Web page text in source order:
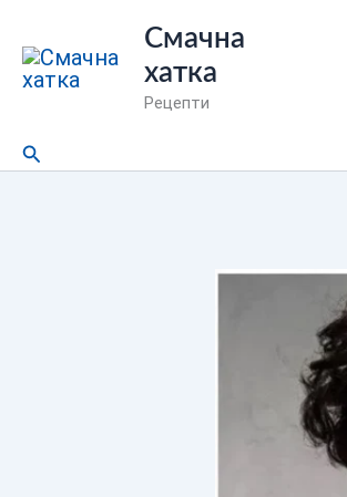
до
вмісту
Смачна
хатка
Рецепти
Пошук